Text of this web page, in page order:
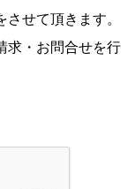
せて頂きます。
求・お問合せを行